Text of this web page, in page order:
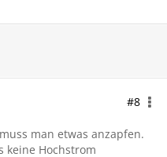
#8
man etwas anzapfen.
keine Hochstrom